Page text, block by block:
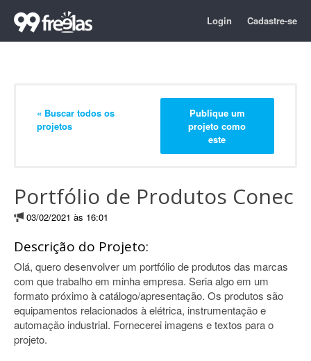
Login Cadastre-se
« Buscar todos os
projetos
Publique um
projeto como
este
Portfólio de Produtos Conec
03/02/2021 às 16:01
Descrição do Projeto:
Olá, quero desenvolver um portfólio de produtos das marcas
com que trabalho em minha empresa. Seria algo em um
formato próximo à catálogo/apresentação. Os produtos são
equipamentos relacionados à elétrica, instrumentação e
automação industrial. Fornecerei imagens e textos para o
projeto.